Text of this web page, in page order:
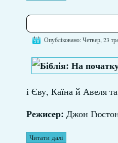
Опубліковано: Четвер, 23
і Єву, Каїна й Авеля
Режисер: Джон
Читати далі